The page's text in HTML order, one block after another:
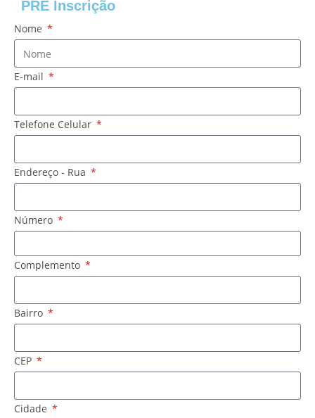
PRÉ Inscrição
Nome
E-mail
Telefone Celular
Endereço - Rua
Número
Complemento
Bairro
CEP
Cidade